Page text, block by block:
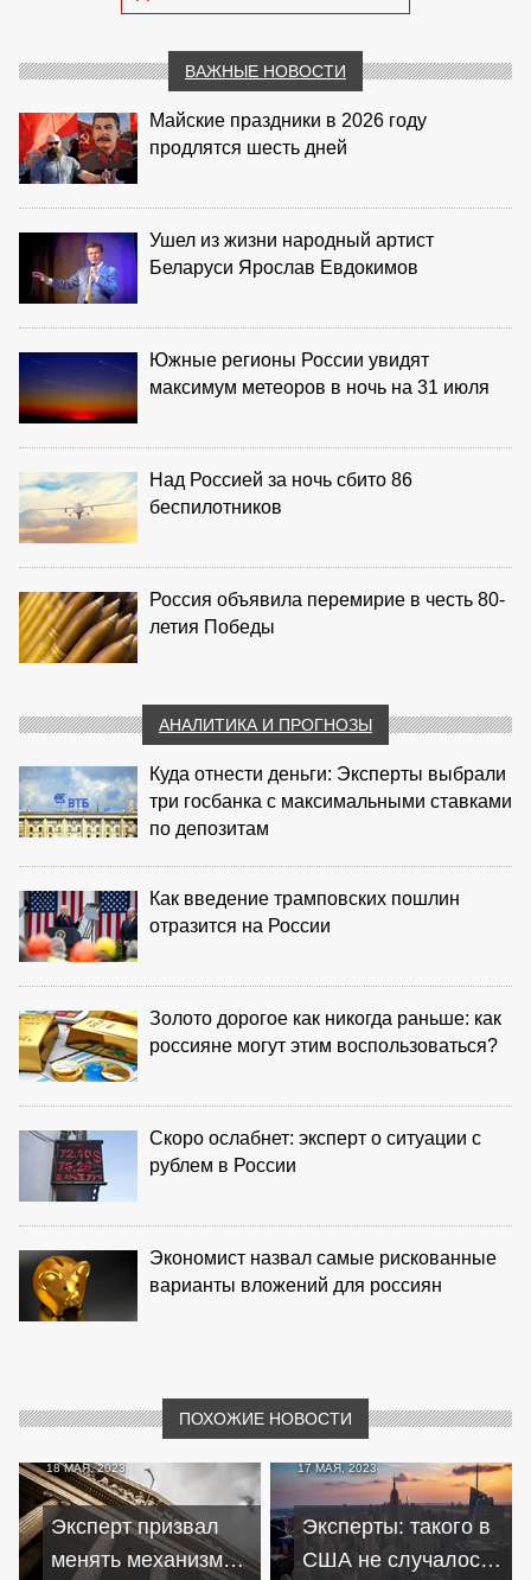
ВАЖНЫЕ НОВОСТИ
Майские праздники в 2026 году
продлятся шесть дней
Ушел из жизни народный артист
Беларуси Ярослав Евдокимов
Южные регионы России увидят
максимум метеоров в ночь на 31 июля
Над Россией за ночь сбито 86
беспилотников
Россия объявила перемирие в честь 80-
летия Победы
АНАЛИТИКА И ПРОГНОЗЫ
Куда отнести деньги: Эксперты выбрали
три госбанка с максимальными ставками
по депозитам
Как введение трамповских пошлин
отразится на России
Золото дорогое как никогда раньше: как
россияне могут этим воспользоваться?
Скоро ослабнет: эксперт о ситуации с
рублем в России
Экономист назвал самые рискованные
варианты вложений для россиян
ПОХОЖИЕ НОВОСТИ
18 МАЯ, 2023
Эксперт призвал
менять механизм
17 МАЯ, 2023
Эксперты: такого в
США не случалось